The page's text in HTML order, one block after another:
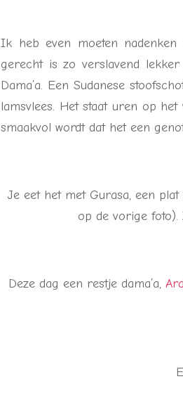
Ik heb even moeten
gerecht is zo verslavend
Dama’a. Een Sudanese
lamsvlees. Het staat uren op
smaakvol wordt dat het een
Je eet het met Gurasa, een
op de vorige
Deze dag een restje dama’a,